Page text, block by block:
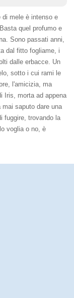
di mele è intenso e
quel profumo e
Sono passati anni,
dal fitto fogliame, i
dalle erbacce. Un
sotto i cui rami le
l'amicizia, ma
Iris, morta ad appena
saputo dare una
fuggire, trovando la
voglia o no, è